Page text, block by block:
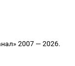
2007 — 2026.